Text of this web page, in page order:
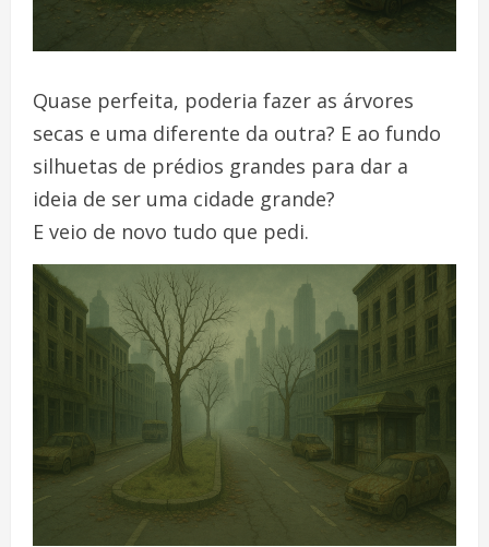
Quase perfeita, poderia fazer as árvores
secas e uma diferente da outra? E ao fundo
silhuetas de prédios grandes para dar a
ideia de ser uma cidade grande?
E veio de novo tudo que pedi.